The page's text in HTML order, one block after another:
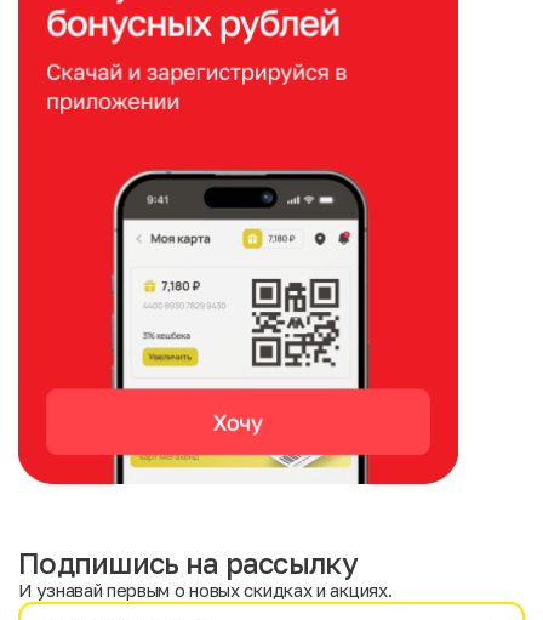
Подпишись на рассылку
И узнавай первым о новых скидках и акциях.